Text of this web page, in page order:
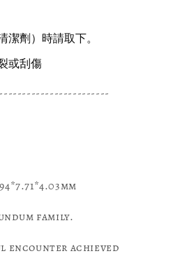
潔劑）時請取下。
或刮傷
family.
encounter achieved